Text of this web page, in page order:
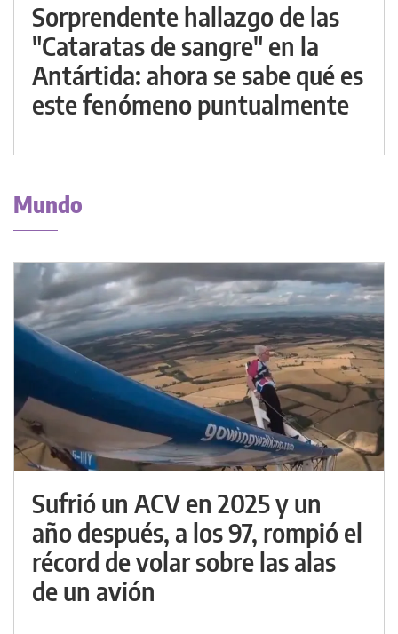
Sorprendente hallazgo de las
"Cataratas de sangre" en la
Antártida: ahora se sabe qué es
este fenómeno puntualmente
Mundo
Sufrió un ACV en 2025 y un
año después, a los 97, rompió el
récord de volar sobre las alas
de un avión